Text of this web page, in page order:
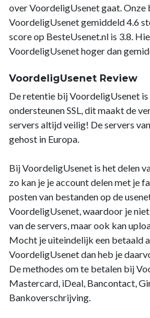
over VoordeligUsenet gaat. Onze
VoordeligUsenet gemiddeld 4.6
score op BesteUsenet.nl is 3.8.
VoordeligUsenet hoger dan
VoordeligUsenet Review
De retentie bij VoordeligUsenet is
ondersteunen SSL, dit maakt de
servers altijd veilig! De servers
gehost in Europa.
Bij VoordeligUsenet is het delen
zo kan je je account delen met je
posten van bestanden op de
VoordeligUsenet, waardoor je
van de servers, maar ook kan
Mocht je uiteindelijk een betaald
VoordeligUsenet dan heb je
De methodes om te betalen bij
Mastercard, iDeal, Bancontact,
Bankoverschrijving.